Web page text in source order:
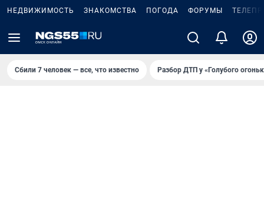
НЕДВИЖИМОСТЬ ЗНАКОМСТВА ПОГОДА ФОРУМЫ
Сбили 7 человек — все, что известно Разбор ДТП у «Голубого